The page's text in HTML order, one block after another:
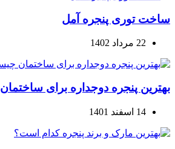
ساخت توری پنجره آمل
22 مرداد 1402
بهترین پنجره دوجداره برای
14 اسفند 1401